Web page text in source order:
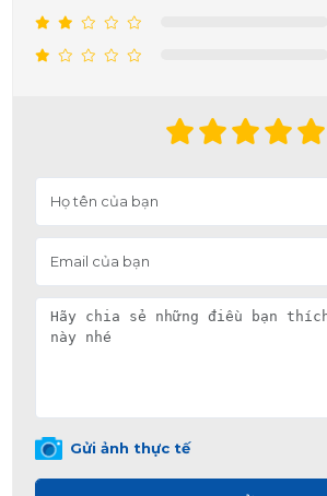
Gửi ảnh thực tế